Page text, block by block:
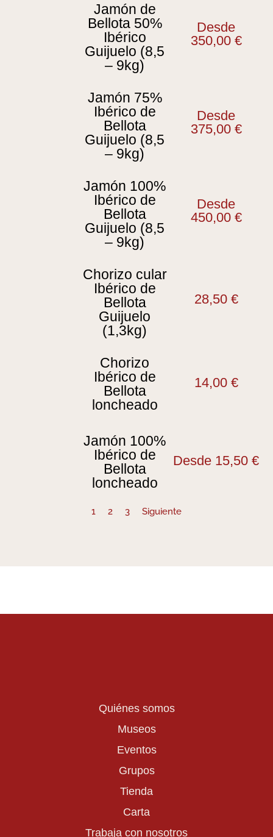
Jamón de
Bellota 50%
Ibérico
Guijuelo (8,5
– 9kg)
Desde
350,00 €
Jamón 75%
Ibérico de
Bellota
Guijuelo (8,5
– 9kg)
Desde
375,00 €
Jamón 100%
Ibérico de
Bellota
Guijuelo (8,5
– 9kg)
Desde
450,00 €
Chorizo cular
Ibérico de
Bellota
Guijuelo
(1,3kg)
28,50 €
Chorizo
Ibérico de
Bellota
loncheado
14,00 €
Jamón 100%
Ibérico de
Bellota
loncheado
Desde 15,50€
1 2 3 Siguiente
Quiénes somos
Museos
Eventos
Grupos
Tienda
Carta
Trabaja con nosotros